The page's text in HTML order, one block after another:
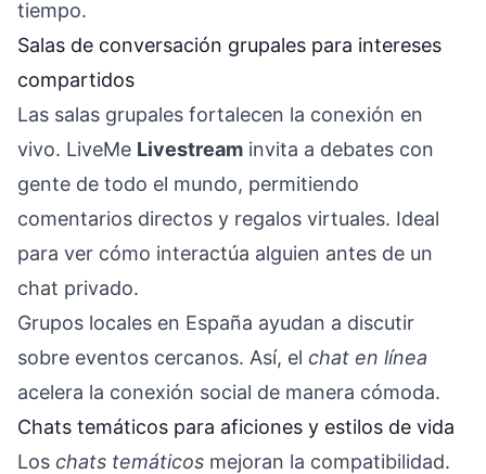
tiempo.
Salas de conversación grupales para intereses
compartidos
Las salas grupales fortalecen la conexión en
vivo. LiveMe Livestream invita a debates con
gente de todo el mundo, permitiendo
comentarios directos y regalos virtuales. Ideal
para ver cómo interactúa alguien antes de un
chat privado.
Grupos locales en España ayudan a discutir
sobre eventos cercanos. Así, el chat en línea
acelera la conexión social de manera cómoda.
Chats temáticos para aficiones y estilos de vida
Los chats temáticos mejoran la compatibilidad.